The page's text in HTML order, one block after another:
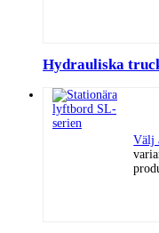
Hydrauliska
Välj